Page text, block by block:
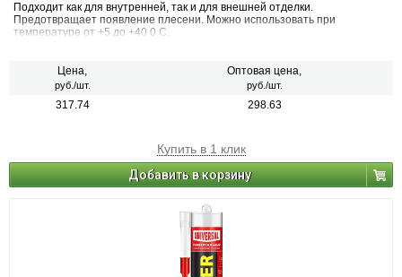
Подходит как для внутренней, так и для внешней отделки.
Предотвращает появление плесени. Можно использовать при
температуре от +5 до +40 0 С.
Цена,
руб./шт.
Оптовая цена,
руб./шт.
317.74 298.63
Купить в 1 клик
Добавить в корзину